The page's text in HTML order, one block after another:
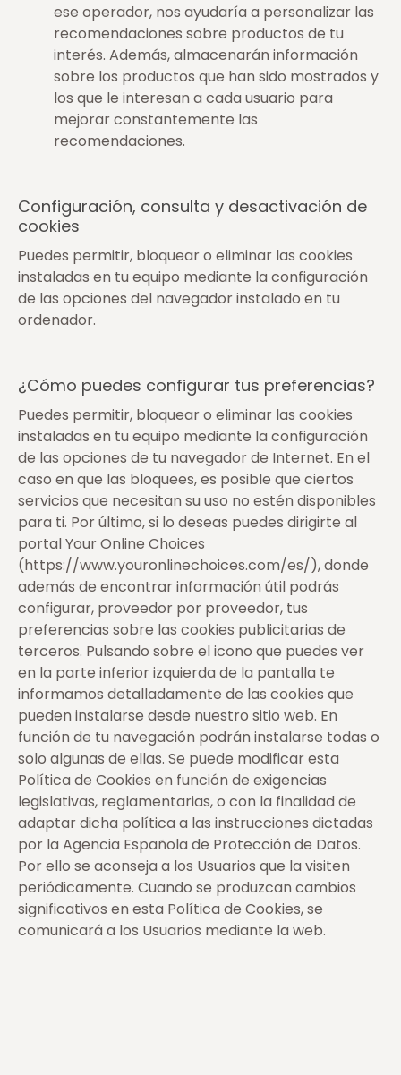
ese operador, nos ayudaría a personalizar las
recomendaciones sobre productos de tu
interés. Además, almacenarán información
sobre los productos que han sido mostrados y
los que le interesan a cada usuario para
mejorar constantemente las
recomendaciones.
Configuración, consulta y desactivación de
cookies
Puedes permitir, bloquear o eliminar las cookies
instaladas en tu equipo mediante la configuración
de las opciones del navegador instalado en tu
ordenador.
¿Cómo puedes configurar tus preferencias?
Puedes permitir, bloquear o eliminar las cookies
instaladas en tu equipo mediante la configuración
de las opciones de tu navegador de Internet. En el
caso en que las bloquees, es posible que ciertos
servicios que necesitan su uso no estén disponibles
para ti. Por último, si lo deseas puedes dirigirte al
portal Your Online Choices
(https://www.youronlinechoices.com/es/), donde
además de encontrar información útil podrás
configurar, proveedor por proveedor, tus
preferencias sobre las cookies publicitarias de
terceros. Pulsando sobre el icono que puedes ver
en la parte inferior izquierda de la pantalla te
informamos detalladamente de las cookies que
pueden instalarse desde nuestro sitio web. En
función de tu navegación podrán instalarse todas o
solo algunas de ellas. Se puede modificar esta
Política de Cookies en función de exigencias
legislativas, reglamentarias, o con la finalidad de
adaptar dicha política a las instrucciones dictadas
por la Agencia Española de Protección de Datos.
Por ello se aconseja a los Usuarios que la visiten
periódicamente. Cuando se produzcan cambios
significativos en esta Política de Cookies, se
comunicará a los Usuarios mediante la web.